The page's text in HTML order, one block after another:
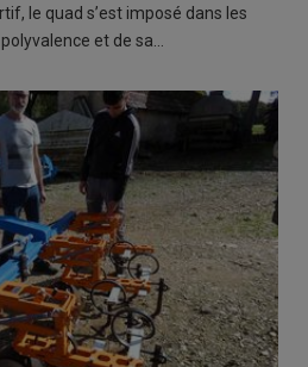
le quad s’est imposé dans les
et de sa…